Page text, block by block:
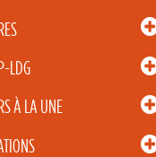
LDG
À LA UNE